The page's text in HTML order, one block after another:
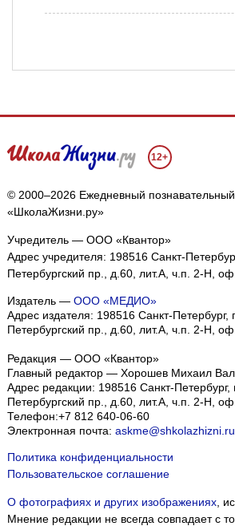
12+
© 2000–2026 Ежедневный
«ШколаЖизни.ру»
Учредитель — ООО «Квантор»
Адрес учредителя: 198516 Санкт-
Петербургский пр., д.60, лит.А, ч.п. 2-Н,
Издатель — ООО «МЕДИО»
Адрес издателя: 198516 Санкт-Петербург,
Петербургский пр., д.60, лит.А, ч.п. 2-Н,
Редакция — ООО «Квантор»
Главный редактор — Хорошев Михаил
Адрес редакции: 198516 Санкт-Петербург,
Петербургский пр., д.60, лит.А, ч.п. 2-Н,
Телефон:+7 812 640-06-60
Электронная почта: askme@shkolazhizni.ru
Политика конфиденциальности
Пользовательское соглашение
О фотографиях и других изображениях,
Мнение редакции не всегда совпадает с